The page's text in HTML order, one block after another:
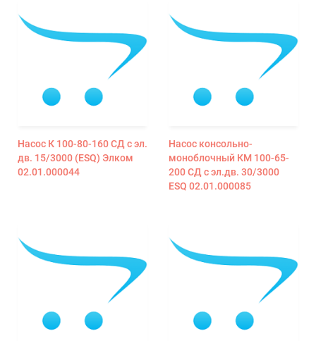
Насос К 100-80-160 СД с эл.
дв. 15/3000 (ESQ) Элком
02.01.000044
Насос консольно-
моноблочный КМ 100-65-
200 СД с эл.дв. 30/3000
ESQ 02.01.000085